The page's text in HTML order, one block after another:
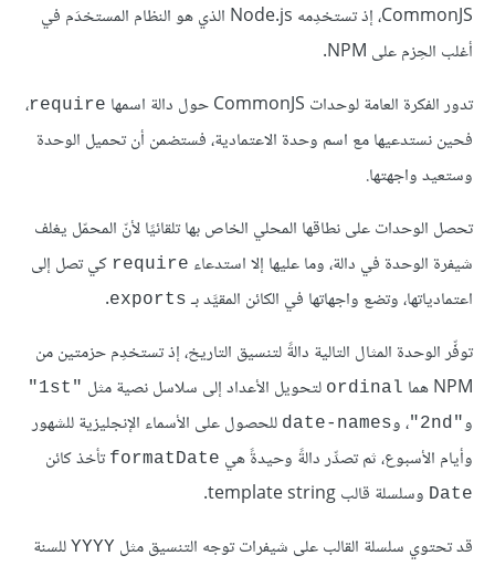
CommonJS، إذ تستخدِمه Node.js الذي هو النظام المستخدَم في
أغلب الحِزم على NPM.
تدور الفكرة العامة لوحدات CommonJS حول دالة اسمها
require،
فحين نستدعيها مع اسم وحدة الاعتمادية، فستضمن أن تحميل الوحدة
وستعيد واجهتها.
تحصل الوحدات على نطاقها المحلي الخاص بها تلقائيًا لأنّ المحمّل يغلف
شيفرة الوحدة في دالة، وما عليها إلا استدعاء require كي تصل إلى
اعتمادياتها، وتضع واجهاتها في الكائن المقيَّد بـ exports
.
توفِّر الوحدة المثال التالية دالةً لتنسيق التاريخ، إذ تستخدِم حزمتين من
NPM هما
ordinal لتحويل الأعداد إلى سلاسل نصية مثل "1st"
و"2nd" ، وdate-names للحصول على الأسماء الإنجليزية للشهور
وأيام الأسبوع، ثم تصدِّر دالةً وحيدةً هي formatDate تأخذ كائن
Date وسلسلة قالب template string.
قد تحتوي سلسلة القالب على شيفرات توجه التنسيق مثل YYYY للسنة